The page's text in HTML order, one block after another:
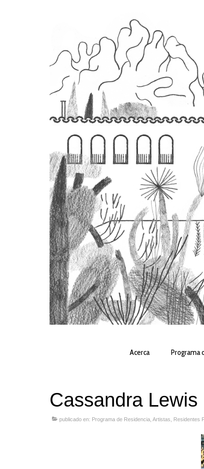
Acerca Programa
Cassandra Lewis
publicado en: Programa de Residencia Artistas Residentes